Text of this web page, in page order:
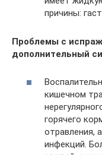
причины:
Проблемы с
дополнительный
кишечном
горячего
отравления,
инфекций.